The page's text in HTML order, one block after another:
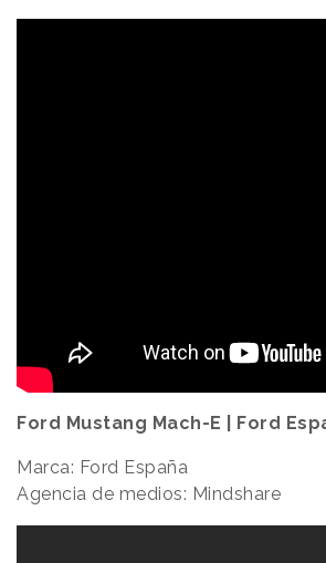
Ford Mustang Mach-E | Ford
Marca: Ford España
Agencia de medios: Mindshare